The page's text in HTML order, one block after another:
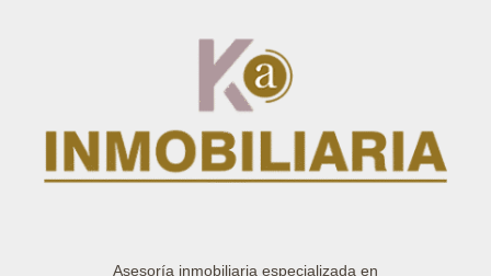
Asesoría inmobiliaria especializada en